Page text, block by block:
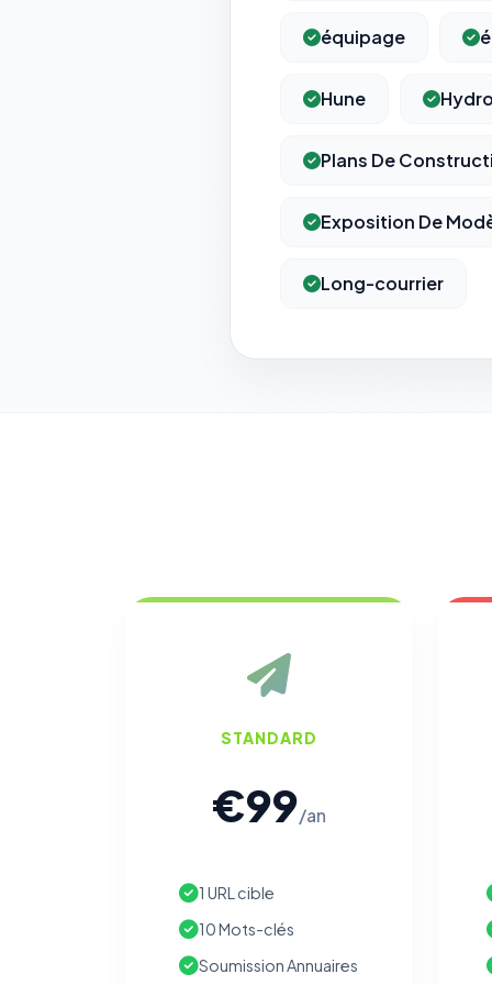
équipage
Hune
Plans De
Exposition De
Long-courrier
STANDARD
€99/an
1 URL cible
10 Mots-clés
Soumission Annuaires